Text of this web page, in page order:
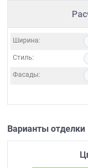
Ширина:
Стиль:
Фасады:
Варианты отделки